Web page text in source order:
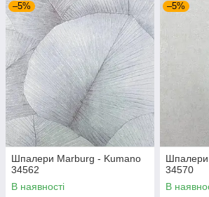
–5%
Шпалери Marburg - Kumano
34562
В наявності
–5%
Шпалери
34570
В